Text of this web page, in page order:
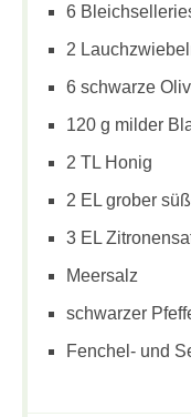
6
2
6 schwarze
120 g milder
2 TL Honig
2 EL grober
3 EL
Meersalz
schwarzer
Fenchel- und